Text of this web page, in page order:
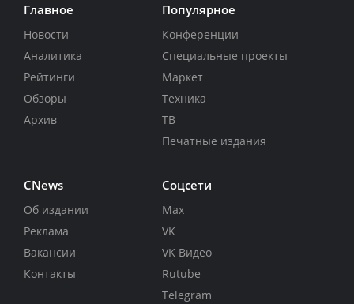
Главное
Новости
Аналитика
Рейтинги
Обзоры
Архив
Популярное
Конференции
Специальные проекты
Маркет
Техника
ТВ
Печатные издания
CNews
Об издании
Реклама
Вакансии
Контакты
Соцсети
Max
VK
VK Видео
Rutube
Telegram